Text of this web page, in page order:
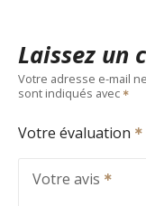
Laissez un
Votre adresse e-mail
sont indiqués avec
Votre évaluation
Votre avis